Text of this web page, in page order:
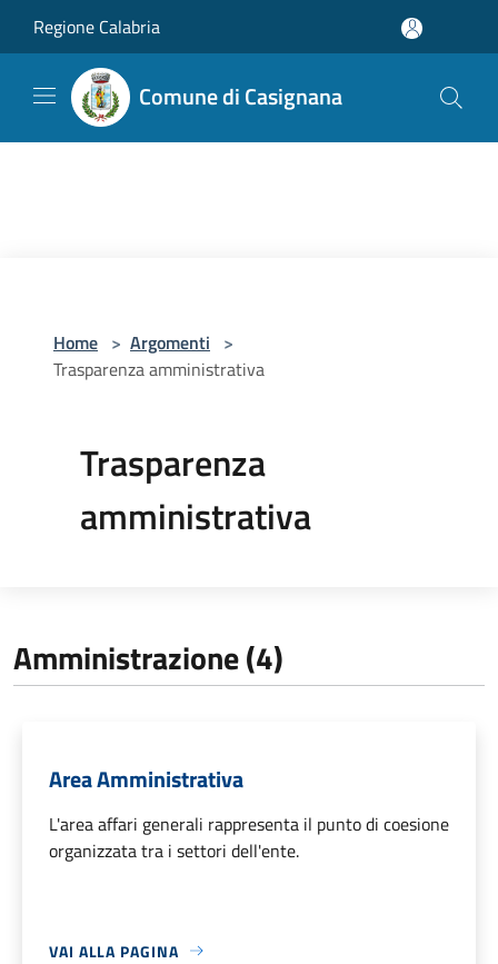
Regione Calabria
Comune di Casignana
Home > Argomenti >
Trasparenza amministrativa
Trasparenza
amministrativa
Amministrazione (4)
Area Amministrativa
L'area affari generali rappresenta il punto di coesione
organizzata tra i settori dell'ente.
VAI ALLA PAGINA